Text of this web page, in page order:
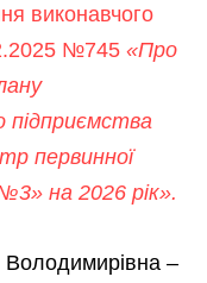
виконавчого
№745 «Про
підприємства
первинної
на 2026 рік».
–